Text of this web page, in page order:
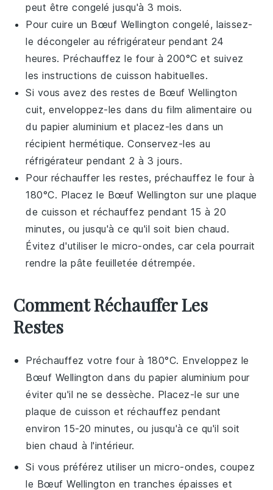
peut être congelé jusqu'à 3 mois.
Pour cuire un Bœuf Wellington congelé, laissez-
le décongeler au réfrigérateur pendant 24
heures. Préchauffez le four à 200°C et suivez
les instructions de cuisson habituelles.
Si vous avez des restes de Bœuf Wellington
cuit, enveloppez-les dans du film alimentaire ou
du papier aluminium et placez-les dans un
récipient hermétique. Conservez-les au
réfrigérateur pendant 2 à 3 jours.
Pour réchauffer les restes, préchauffez le four à
180°C. Placez le Bœuf Wellington sur une plaque
de cuisson et réchauffez pendant 15 à 20
minutes, ou jusqu'à ce qu'il soit bien chaud.
Évitez d'utiliser le micro-ondes, car cela pourrait
rendre lapâte feuilletée détrempée.
Comment Réchauffer Les
Restes
Préchauffez votre four à 180°C. Enveloppez le
Bœuf Wellington dans du papier aluminium pour
éviter qu'il ne se dessèche. Placez-le sur une
plaque de cuisson et réchauffez pendant
environ 15-20 minutes, ou jusqu'à ce qu'il soit
bien chaud à l'intérieur.
Si vous préférez utiliser un micro-ondes, coupez
le Bœuf Wellington en tranches épaisses et